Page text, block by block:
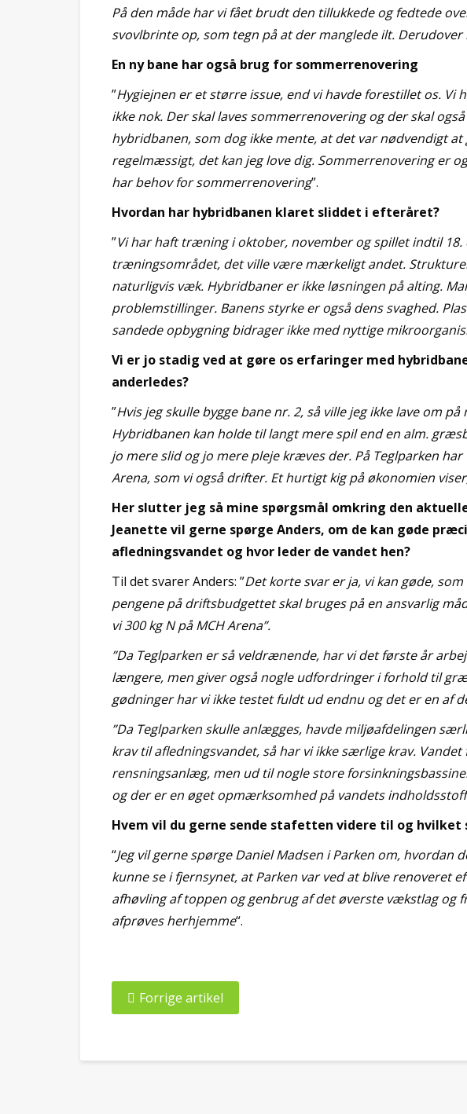
På den måde har vi fået brudt den tillukkede og fedtede
svovlbrinte op, som tegn på at der manglede ilt.
En ny bane har også brug for sommerrenovering
”Hygiejnen er et større issue, end vi havde forestillet os.
ikke nok. Der skal laves sommerrenovering og der skal
hybridbanen, som dog ikke mente, at det var nødvendigt
regelmæssigt, det kan jeg love dig. Sommerrenovering er
har behov for sommerrenovering”.
Hvordan har hybridbanen klaret sliddet i efteråret?
”Vi har haft træning i oktober, november og spillet indtil
træningsområdet, det ville være mærkeligt andet.
naturligvis væk. Hybridbaner er ikke løsningen på alting.
problemstillinger. Banens styrke er også dens svaghed.
sandede opbygning bidrager ikke med nyttige
Vi er jo stadig ved at gøre os erfaringer med
anderledes?
”Hvis jeg skulle bygge bane nr. 2, så ville jeg ikke lave om
Hybridbanen kan holde til langt mere spil end en alm.
jo mere slid og jo mere pleje kræves der. På Teglparken
Arena, som vi også drifter. Et hurtigt kig på økonomien
Her slutter jeg så mine spørgsmål omkring den
Jeanette vil gerne spørge Anders, om de kan gøde
afledningsvandet og hvor leder de vandet hen?
Til det svarer Anders: ”Det korte svar er ja, vi kan gøde,
pengene på driftsbudgettet skal bruges på en ansvarlig
vi 300 kg N på MCH Arena”.
”Da Teglparken er så veldrænende, har vi det første år
længere, men giver også nogle udfordringer i forhold til
gødninger har vi ikke testet fuldt ud endnu og det er en af
”Da Teglparken skulle anlægges, havde miljøafdelingen
krav til afledningsvandet, så har vi ikke særlige krav.
rensningsanlæg, men ud til nogle store
og der er en øget opmærksomhed på vandets
Hvem vil du gerne sende stafetten videre til og hvilket
“Jeg vil gerne spørge Daniel Madsen i Parken om, hvordan
kunne se i fjernsynet, at Parken var ved at blive renoveret
afhøvling af toppen og genbrug af det øverste vækstlag og
afprøves herhjemme“.
Forrige artikel